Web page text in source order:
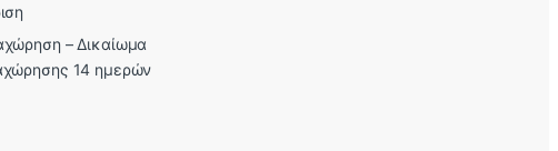
– Δικαίωμα
14 ημερών